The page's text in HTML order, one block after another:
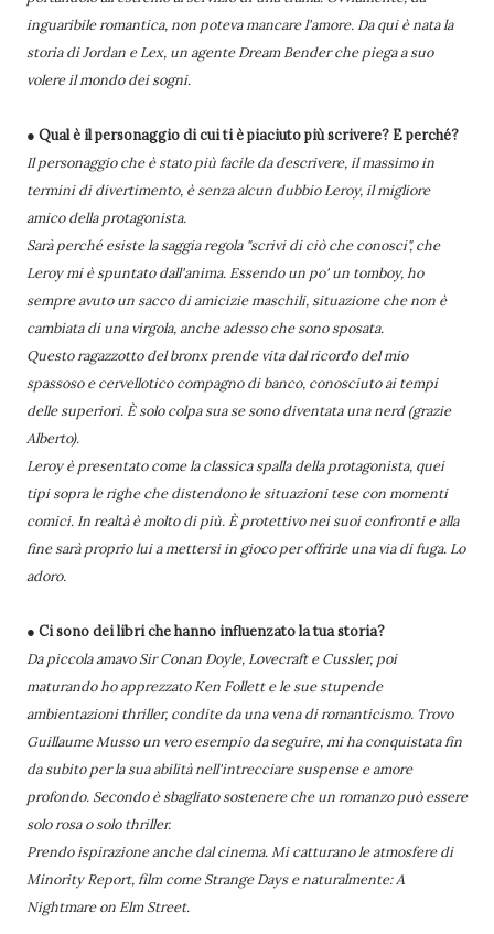
inguaribile romantica, non poteva mancare l'amore. Da qui è nata la
storia di Jordan e Lex, un agente Dream Bender che piega a suo
volere il mondo dei sogni.
● Qual è il personaggio di cui ti è piaciuto più scrivere? E perché?
Il personaggio che è stato più facile da descrivere, il massimo in
termini di divertimento, è senza alcun dubbio Leroy, il migliore
amico della protagonista.
Sarà perché esiste la saggia regola "scrivi di ciò che conosci", che
Leroy mi è spuntato dall'anima. Essendo un po' un tomboy, ho
sempre avuto un sacco di amicizie maschili, situazione che non è
cambiata di una virgola, anche adesso che sono sposata.
Questo ragazzotto del bronx prende vita dal ricordo del mio
spassoso e cervellotico compagno di banco, conosciuto ai tempi
delle superiori. È solo colpa sua se sono diventata una nerd (grazie
Alberto).
Leroy è presentato come la classica spalla della protagonista, quei
tipi sopra le righe che distendono le situazioni tese con momenti
comici. In realtà è molto di più. È protettivo nei suoi confronti e alla
fine sarà proprio lui a mettersi in gioco per offrirle una via di fuga. Lo
adoro.
● Ci sono dei libri che hanno influenzato la tua storia?
Da piccola amavo Sir Conan Doyle, Lovecraft e Cussler, poi
maturando ho apprezzato Ken Follett e le sue stupende
ambientazioni thriller, condite da una vena di romanticismo. Trovo
Guillaume Musso un vero esempio da seguire, mi ha conquistata fin
da subito per la sua abilità nell'intrecciare suspense e amore
profondo. Secondo è sbagliato sostenere che un romanzo può essere
solo rosa o solo thriller.
Prendo ispirazione anche dal cinema. Mi catturano le atmosfere di
Minority Report, film come Strange Days e naturalmente: A
Nightmare on Elm Street.